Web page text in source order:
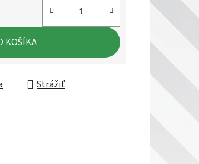
KOŠÍKA
Strážiť